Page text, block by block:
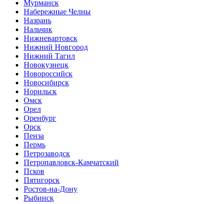
Мурманск
Набережные Челны
Назрань
Нальчик
Нижневартовск
Нижний Новгород
Нижний Тагил
Новокузнецк
Новороссийск
Новосибирск
Норильск
Омск
Орел
Оренбург
Орск
Пенза
Пермь
Петрозаводск
Петропавловск-Камчатский
Псков
Пятигорск
Ростов-на-Дону
Рыбинск